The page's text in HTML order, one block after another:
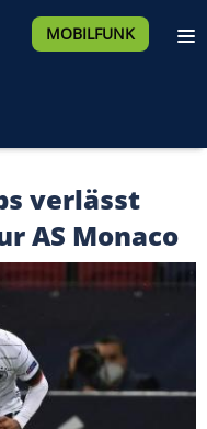
MOBILFUNK
verlässt
AS Monaco